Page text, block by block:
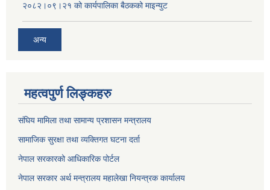
२०८२।०९।२१ को कार्यपालिका बैठकको माइन्युट
अन्य
महत्वपुर्ण लिङ्कहरु
संघिय मामिला तथा सामान्य प्रशासन मन्त्रालय
सामाजिक सुरक्षा तथा व्यक्तिगत घटना दर्ता
नेपाल सरकारको आधिकारिक पोर्टल
नेपाल सरकार अर्थ मन्त्रालय महालेखा नियन्त्रक कार्यालय